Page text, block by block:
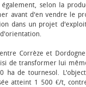
selon la
avant d'en vendre le
dans un projet
Corrèze et
de transformer lui
ha de tournesol.
atteint 1 500 €/t,